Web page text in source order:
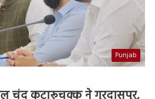
Punjab